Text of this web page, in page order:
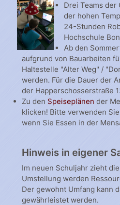
Drei Teams der
der hohen
24-Stunden
Hochschule
Ab den
aufgrund von Bauarbeiten
Haltestelle "Alter Weg" /
werden. Für die Dauer der
der Happerschosserstraße
Zu den Speiseplänen der
klicken! Bitte verwenden
wenn Sie Essen in der
Hinweis in eigener
Im neuen Schuljahr zieht
Umstellung werden
Der gewohnt Umfang kann
gewährleistet werden.